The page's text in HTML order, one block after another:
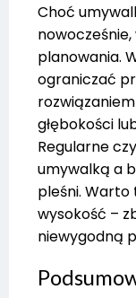
Choć
planowania.
ograniczać
głębokości
Regularne
umywalką a
pleśni. Warto
wysokość –
niewygodną